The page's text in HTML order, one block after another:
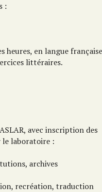
:
heures, en langue
littéraires.
avec inscription des
le laboratoire :
archives
recréation, traduction